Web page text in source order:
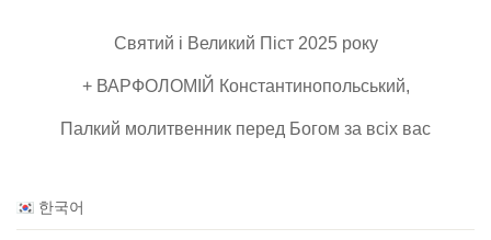
Святий і Великий Піст 2025року
+ ВАРФОЛОМІЙ Константинопольський,
Палкий молитвенник перед Богом за всіх вас
한국어